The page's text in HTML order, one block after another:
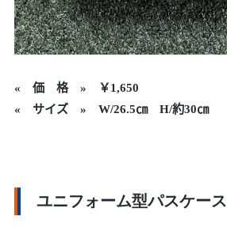
« 価 格 »
￥1,650
« サイズ » W/26.5㎝ H/約30㎝
ユニフォーム型パスケース